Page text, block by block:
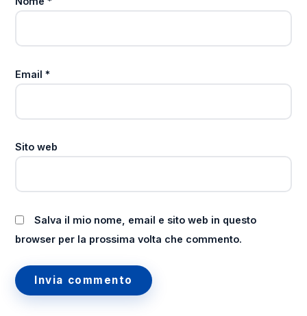
Email*
Sito web
Salva il mio nome, email e sito web in questo
browser per la prossima volta che commento.